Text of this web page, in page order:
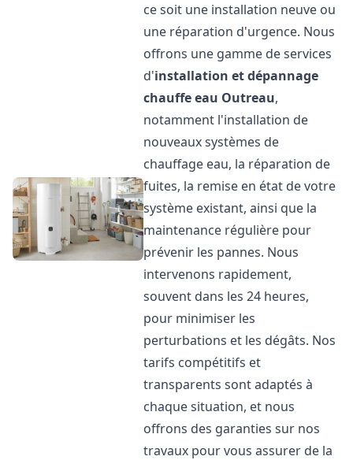
ce soit une installation neuve ou
une réparation d'urgence. Nous
offrons une gamme de services
d'installation et dépannage
chauffe eau Outreau,
notamment l'installation de
nouveaux systèmes de
chauffage eau, la réparation de
fuites, la remise en état de votre
système existant, ainsi que la
maintenance régulière pour
prévenir les pannes. Nous
intervenons rapidement,
souvent dans les 24 heures,
pour minimiser les
perturbations et les dégâts. Nos
tarifs compétitifs et
transparents sont adaptés à
chaque situation, et nous
offrons des garanties sur nos
travaux pour vous assurer de la